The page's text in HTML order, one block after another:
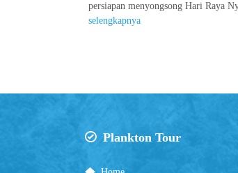
persiapan menyongsong Hari Raya
selengkapnya
Plankton Tour